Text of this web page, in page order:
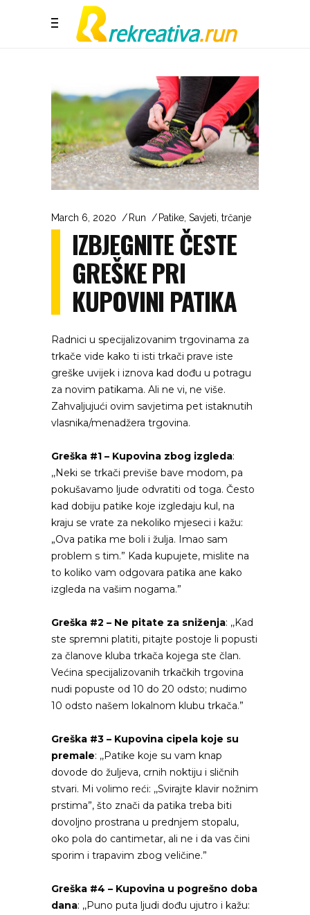
March 6, 2020 Run Patike, Savjeti, trčanje
IZBJEGNITE ČESTE
GREŠKE PRI
KUPOVINI PATIKA
Radnici u specijalizovanim trgovinama za
trkače vide kako ti isti trkači prave iste
greške uvijek i iznova kad dođu u potragu
za novim patikama. Ali ne vi, ne više.
Zahvaljujući ovim savjetima pet istaknutih
vlasnika/menadžera trgovina.
Greška #1 – Kupovina zbog izgleda:
,,Neki se trkači previše bave modom, pa
pokušavamo ljude odvratiti od toga. Često
kad dobiju patike koje izgledaju kul, na
kraju se vrate za nekoliko mjeseci i kažu:
„Ova patika me boli i žulja. Imao sam
problem s tim.” Kada kupujete, mislite na
to koliko vam odgovara patika ane kako
izgleda na vašim nogama.”
Greška #2 – Ne pitate za sniženja: ,,Kad
ste spremni platiti, pitajte postoje li popusti
za članove kluba trkača kojega ste član.
Većina specijalizovanih trkačkih trgovina
nudi popuste od 10 do 20 odsto; nudimo
10 odsto našem lokalnom klubu trkača.”
Greška #3 – Kupovina cipela koje su
premale: ,,Patike koje su vam knap
dovode do žuljeva, crnih noktiju i sličnih
stvari. Mi volimo reći: ,,Svirajte klavir nožnim
prstima”, što znači da patika treba biti
dovoljno prostrana u prednjem stopalu,
oko pola do cantimetar, ali ne i da vas čini
sporim i trapavim zbog veličine.”
Greška #4 – Kupovina u pogrešno doba
dana: ,,Puno puta ljudi dođu ujutro i kažu: